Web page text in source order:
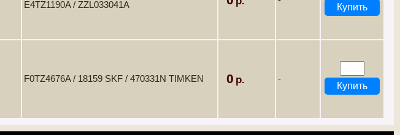
E4TZ1190A / ZZL033041A
F0TZ4676A / 18159 SKF / 470331N TIMKEN 0 -